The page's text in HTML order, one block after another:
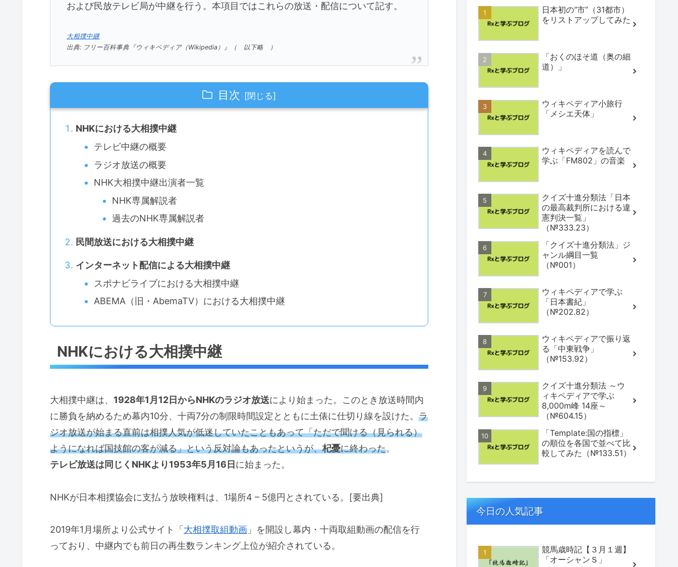
および民放テレビ局が中継を行う。本項目ではこれらの放送・配信について記す。
大相撲中継
出典: フリー百科事典『ウィキペディア（Wikipedia）』（ 以下略 ）
目次
NHKにおける大相撲中継
テレビ中継の概要
ラジオ放送の概要
NHK大相撲中継出演者一覧
NHK専属解説者
過去のNHK専属解説者
民間放送における大相撲中継
インターネット配信による大相撲中継
スポナビライブにおける大相撲中継
ABEMA（旧・AbemaTV）における大相撲中継
NHKにおける大相撲中継
大相撲中継は、 1928年1月12日からNHKのラジオ放送により始まった。このとき放送時間内
に勝負を納めるため幕内10分、十両7分の制限時間設定とともに土俵に仕切り線を設けた。 ラ
ジオ放送が始まる直前は相撲人気が低迷していたこともあって「ただで聞ける（見られる）
ようになれば国技館の客が減る」という反対論もあったというが、杞憂に終わった。
テレビ放送は同じくNHKより1953年5月16日 に始まった。
NHKが日本相撲協会に支払う放映権料は、1場所4 – 5億円とされている。[要出典]
2019年1月場所より公式サイト「 大相撲取組動画 」を開設し幕内・十両取組動画の配信を行
っており、中継内でも前日の再生数ランキング上位が紹介されている。
日本初の“市”（31都市）
をリストアップしてみた
「おくのほそ道（奥の細
道）」
ウィキペディア小旅行
「メシエ天体」
ウィキペディアを読んで
学ぶ「FM802」の音楽
クイズ十進分類法「日本
の最高裁判所における違
憲判決一覧」
（№333.23）
「クイズ十進分類法」ジ
ャンル綱目一覧
（№001）
ウィキペディアで学ぶ
「日本書紀」
（№202.82）
ウィキペディアで振り返
る「中東戦争」
（№153.92）
クイズ十進分類法 ～ウ
ィキペディアで学ぶ
8,000m峰 14座～
（№604.15）
「Template:国の指標」
の順位を各国で並べて比
較してみた（№133.51）
今日の人気記事
競馬歳時記【３月１週】
「オーシャンＳ」